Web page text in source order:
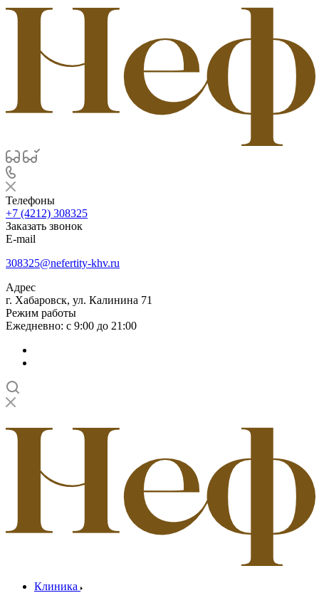
Телефоны
+7 (4212) 308325
Заказать звонок
E-mail
308325@nefertity-khv.ru
Адрес
г. Хабаровск, ул. Калинина 71
Режим работы
Ежедневно: с 9:00 до 21:00
Клиника